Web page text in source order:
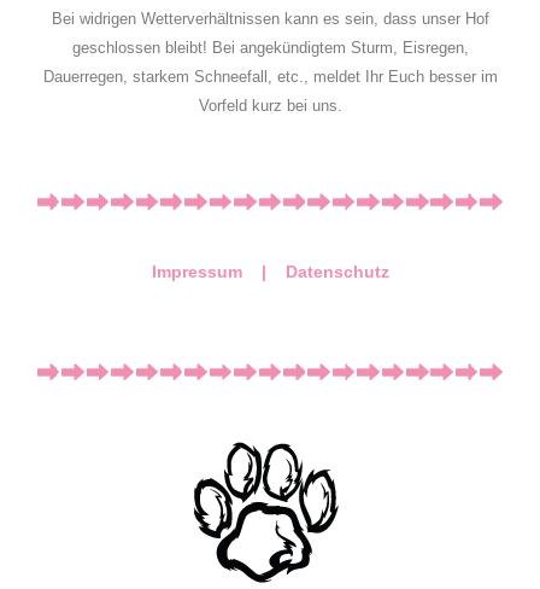
Bei widrigen Wetterverhältnissen kann es sein, dass unser Hof
geschlossen bleibt! Bei angekündigtem Sturm, Eisregen,
Dauerregen, starkem Schneefall, etc., meldet Ihr Euch besser im
Vorfeld kurz bei uns.
Impressum | Datenschutz